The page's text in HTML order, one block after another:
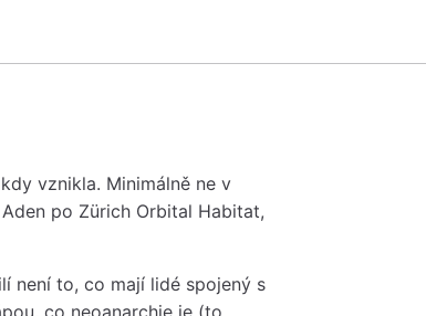
vznikla. Minimálně ne v
po Zürich Orbital Habitat,
není to, co mají lidé spojený s
co neoanarchie je (to